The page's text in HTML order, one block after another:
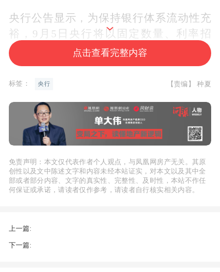
央行公告显示，为保持银行体系流动性充
裕，9月5日央行将以固定数量、利率招
标、多重价位中标方式开展10000亿元买
断式逆回购操作，期限为3个月（91
天）。Wind数据显示，本周央行公开市场
0000亿元3个月期买断式逆回购到期。
对于央行月初操作背后的原因，东方金诚
首席宏观分析师王青对财联社记者表示，
9月政府债券会继续处于发行高峰期，同
时当月商业银行同业存单到期量达3.5万
“央行开展10000亿元买断式逆回购操作，
相当于本月3个月期买断式逆回购等量续
点击查看完整内容
标签： 央行 【责编】 种夏
免责声明：本文仅代表作者个人观点，与凤凰网房产无关。其原
创性以及文中陈述文字和内容未经本站证实，对本文以及其中全
部或者部分内容、文字的真实性、完整性、及时性，本站不作任
何保证或承诺，请读者仅作参考，请读者自行核实相关内容。
上一篇:
下一篇: